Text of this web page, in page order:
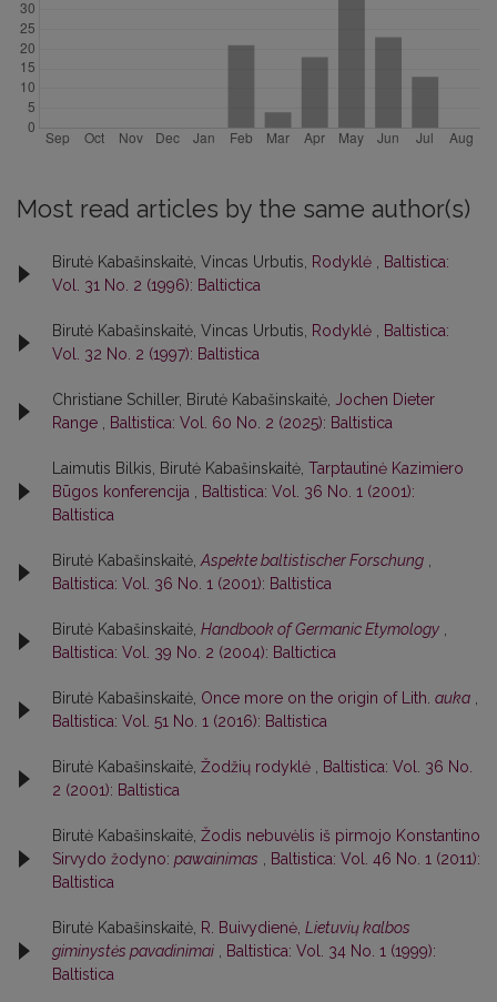
Most read articles by the same author(s)
Birutė Kabašinskaitė, Vincas Urbutis, Rodyklė
Baltistica:
Vol. 31 No. 2 (1996): Baltictica
Birutė Kabašinskaitė, Vincas Urbutis, Rodyklė
Baltistica:
Vol. 32 No. 2 (1997): Baltistica
Christiane Schiller, Birutė Kabašinskaitė,
Jochen Dieter
Range
Baltistica: Vol. 60 No. 2 (2025): Baltistica
Laimutis Bilkis, Birutė Kabašinskaitė, Tarptautinė Kazimiero
Būgos konferencija
Baltistica: Vol. 36 No. 1 (2001):
Baltistica
Birutė Kabašinskaitė, Aspekte baltistischer Forschung
Baltistica: Vol. 36 No. 1 (2001): Baltistica
Birutė Kabašinskaitė, Handbook of Germanic Etymology
Baltistica: Vol. 39 No. 2 (2004): Baltictica
Birutė Kabašinskaitė, Once more on the origin of Lith. auka
Baltistica: Vol. 51 No. 1 (2016): Baltistica
Birutė Kabašinskaitė, Žodžių rodyklė
Baltistica: Vol. 36 No.
2 (2001): Baltistica
Birutė Kabašinskaitė, Žodis nebuvėlis iš pirmojo Konstantino
Sirvydo žodyno: pawainimas
Baltistica: Vol. 46 No. 1 (2011):
Baltistica
Birutė Kabašinskaitė, R. Buivydienė, Lietuvių kalbos
giminystės pavadinimai
Baltistica: Vol. 34 No. 1 (1999):
Baltistica